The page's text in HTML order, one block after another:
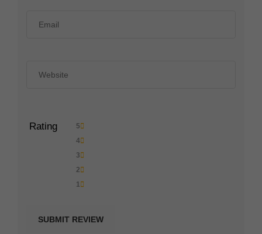
Rating
5
4
3
2
1